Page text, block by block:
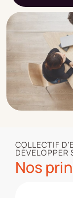
COLLECTIF
DÉVELOPPER
Nos